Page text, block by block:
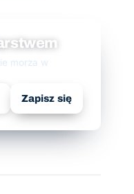
morza w
Zapisz się